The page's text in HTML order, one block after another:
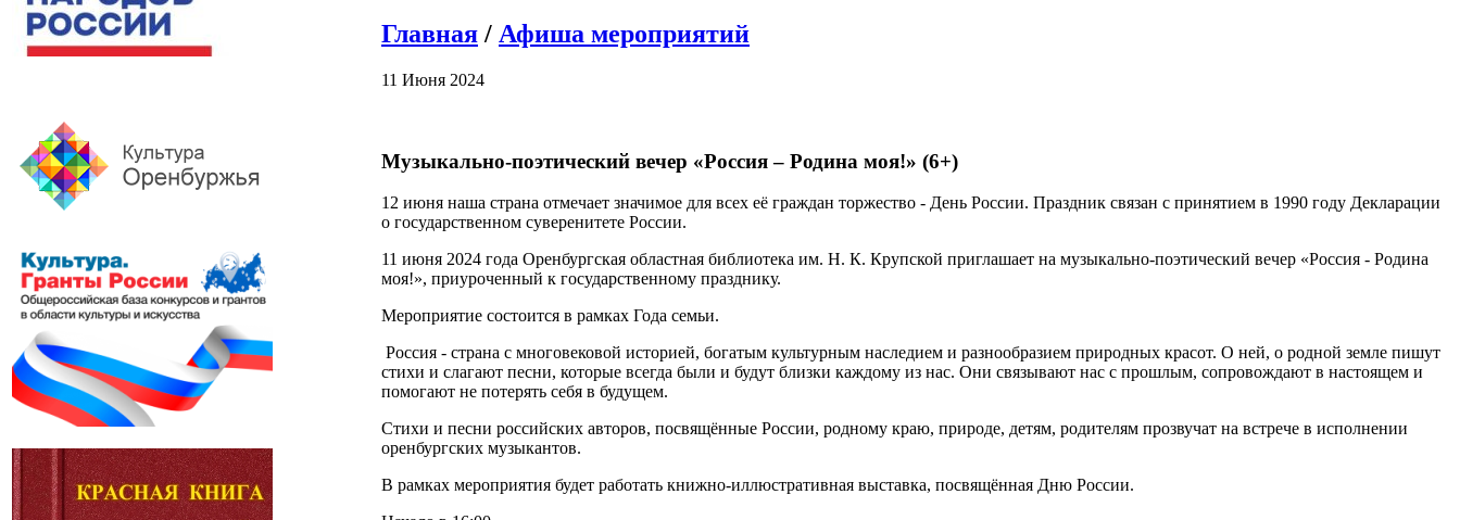
Главная / Афиша мероприятий
11 Июня 2024
Музыкально-поэтический вечер «Россия – Родина моя!» (6+)
12 июня наша страна отмечает значимое для всех её граждан торжество - День России. Праздник связан с принятием в 1990 году Декларации
о государственном суверенитете России.
11 июня 2024 года Оренбургская областная библиотека им. Н. К. Крупской приглашает на музыкально-поэтический вечер «Россия - Родина
моя!», приуроченный к государственному празднику.
Мероприятие состоится в рамках Года семьи.
Россия - страна с многовековой историей, богатым культурным наследием и разнообразием природных красот. О ней, о родной земле пишут
стихи и слагают песни, которые всегда были и будут близки каждому из нас. Они связывают нас с прошлым, сопровождают в настоящем и
помогают не потерять себя в будущем.
Стихи и песни российских авторов, посвящённые России, родному краю, природе, детям, родителям прозвучат на встрече в исполнении
оренбургских музыкантов.
В рамках мероприятия будет работать книжно-иллюстративная выставка, посвящённая Дню России.